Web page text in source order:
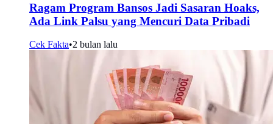
Ragam Program Bansos Jadi Sasaran Hoaks,
Ada Link Palsu yang Mencuri Data Pribadi
Cek Fakta•2 bulan lalu